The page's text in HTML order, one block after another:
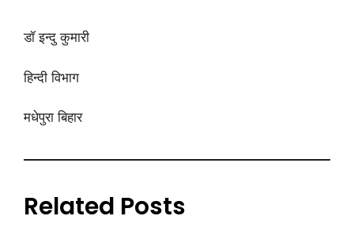
डॉ इन्दु कुमारी
हिन्दी विभाग
मधेपुरा बिहार
Related Posts